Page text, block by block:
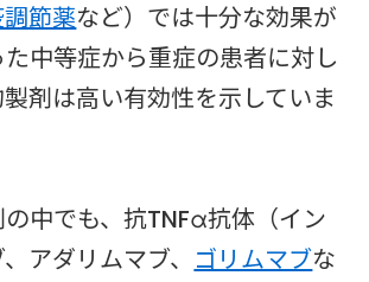
節薬など）では十分な効果が
中等症から重症の患者に対し
剤は高い有効性を示していま
中でも、抗TNFα抗体（イン
アダリムマブ、 ゴリムマブな